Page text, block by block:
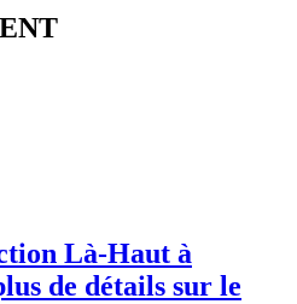
Là-Haut à
de détails sur le